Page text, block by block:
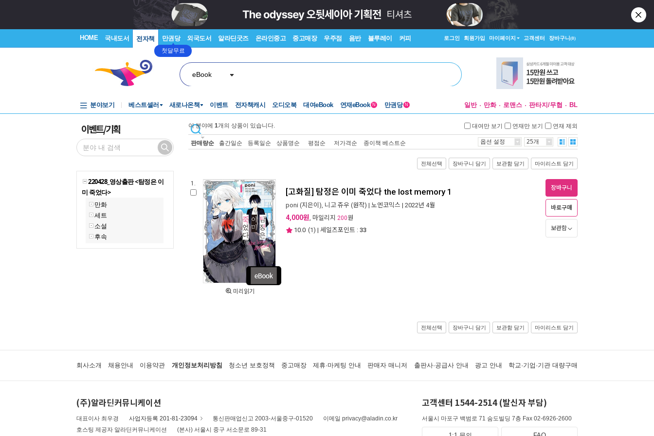
HOME 국내도서 전자책 만권당
첫달무료
외국도서 알라딘굿즈 온라인중고 중고매장 우주점 음반 블루레이 커피 로그인 회원가입 마이페이지 고객센터 장바구니(0)
eBook
분야보기 베스트셀러 새로나온책 이벤트 전자책캐시 오디오북 대여eBook 연재eBook N 만권당 N 일반 만화 로맨스 판타지/무협 BL
이벤트/기획
220428_영상출판 <탐정은 이
미 죽었다>
만화
세트
소설
후속
이 분야에 1개의 상품이 있습니다. 대여만 보기 연재만 보기 연재 제외
판매량순 출간일순 등록일순 상품명순 평점순 저가격순 종이책 베스트순 옵션 설정 25개
전체선택 장바구니 담기 보관함 담기 마이리스트 담기
1.
미리읽기
[고화질] 탐정은 이미 죽었다 the lost memory 1
poni (지은이), 니고 쥬우 (원작) | 노엔코믹스 | 2022년 4월
4,000원, 마일리지 200원
10.0 (1) | 세일즈포인트 : 33
장바구니
바로구매
보관함
전체선택 장바구니 담기 보관함 담기 마이리스트 담기
회사소개 채용안내 이용약관 개인정보처리방침 청소년 보호정책 중고매장 제휴·마케팅 안내 판매자 매니저 출판사·공급사 안내 광고 안내 학교·기업·기관 대량구매
(주)알라딘커뮤니케이션
대표이사 최우경 사업자등록 201-81-23094 통신판매업신고 2003-서울중구-01520
이메일 privacy@aladin.co.kr
호스팅 제공자 알라딘커뮤니케이션
(본사) 서울시 중구 서소문로 89-31
고객센터 1544-2514 (발신자 부담)
서울시 마포구 백범로 71 숨도빌딩 7층 Fax 02-6926-2600